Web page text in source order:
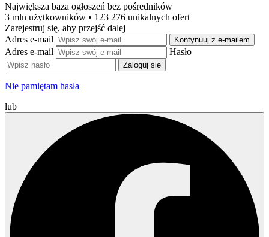
Największa baza ogłoszeń bez pośredników
3 mln użytkowników • 123 276 unikalnych ofert
Zarejestruj się, aby przejść dalej
Adres e-mail
Kontynuuj z e-mailem
Adres e-mail Hasło
Zaloguj się
Nie pamiętam hasła
lub